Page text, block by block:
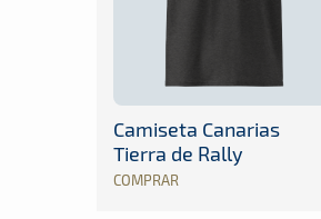
Camiseta Canarias
Tierra de Rally
COMPRAR